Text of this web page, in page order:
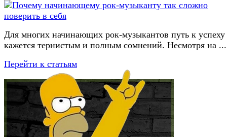
Для многих начинающих рок-музыкантов путь к успеху
кажется тернистым и полным сомнений. Несмотря на ...
Перейти к статьям